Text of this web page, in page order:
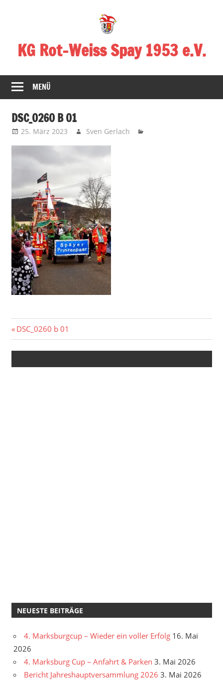
KG Rot-Weiss Spay 1953 e.V.
in
Spay!
MENÜ
DSC_0260 B 01
25. März 2023 Sven Gerlach
Beitragsnavigation
Vorheriger
Beitrag:
DSC_0260 b 01
NEUESTE BEITRÄGE
4. Marksburgcup – Wieder ein voller Erfolg 16. Mai
2026
4. Marksburg Cup – Anfahrt & Parken 3. Mai 2026
Bericht Jahreshauptversammlung 2026 3. Mai 2026